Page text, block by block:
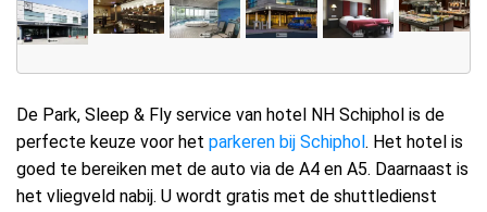
De Park, Sleep & Fly service van hotel NH Schiphol is de
perfecte keuze voor het parkeren bij Schiphol. Het hotel is
goed te bereiken met de auto via de A4 en A5. Daarnaast is
het vliegveld nabij. U wordt gratis met de shuttledienst